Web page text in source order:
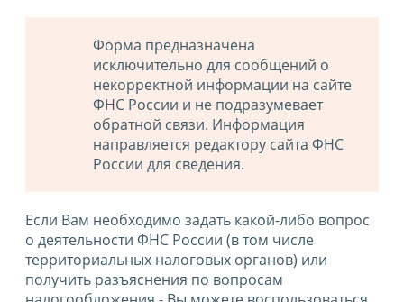
Форма предназначена
исключительно для сообщений о
некорректной информации на сайте
ФНС России и не подразумевает
обратной связи. Информация
направляется редактору сайта ФНС
России для сведения.
Если Вам необходимо задать какой-либо вопрос
о деятельности ФНС России (в том числе
территориальных налоговых органов) или
получить разъяснения по вопросам